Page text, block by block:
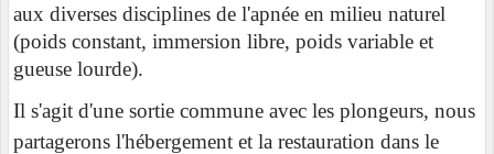
aux diverses disciplines de l'apnée en milieu naturel
(poids constant, immersion libre, poids variable et
gueuse lourde).
Il s'agit d'une sortie commune avec les plongeurs, nous
partagerons l'hébergement et la restauration dans le